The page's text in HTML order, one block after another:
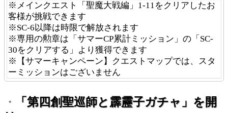
※メインクエスト「聖魔大戦編」1-11をクリアしたお
客様が挑戦できます
※SC-6以降は時限で解放されます
※専用の勲章は「サマーCP累計ミッション」の「SC-
30をクリアする」より獲得できます
※【サマーキャンペーン】クエストマップでは、スタ
ーミッションはございません
・
「第四創聖巡師と霹靂子ガチャ」を開